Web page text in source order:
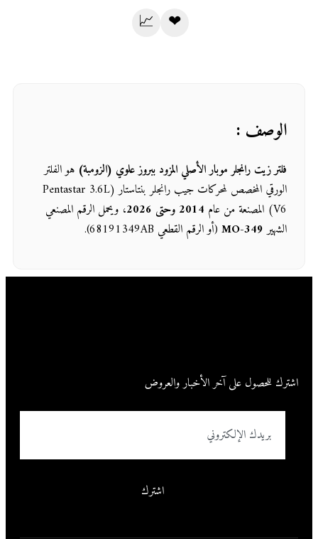
❤
📈
الوصف :
فلتر زيت رانجلر موبار الأصلي المزود ببروز علوي (الزومبة) هو الفلتر
الورقي المخصص لمحركات جيب رانجلر بنتاستار (Pentastar 3.6L
V6) المصنعة من عام
2014 وحتى 2026
، ويحمل الرقم المصنعي
الشهيرMO-349 (أو الرقم القطعي 68191349AB).
اشترك للحصول على آخر الأخبار والعروض
اشترك